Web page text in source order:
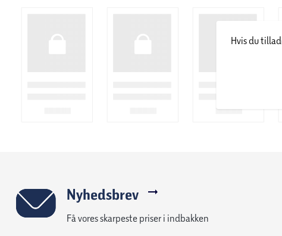
Hvis du
Nyhedsbrev
Få vores skarpeste priser i indbakken